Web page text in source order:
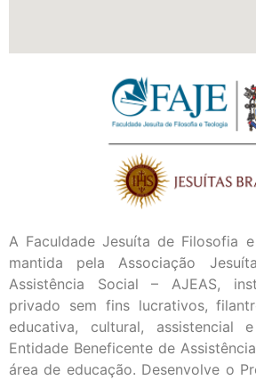
A Faculdade Jesuíta de Filosofia
mantida pela Associação
Assistência Social – AJEAS,
privado sem fins lucrativos,
educativa, cultural, assistencial
Entidade Beneficente de
área de educação. Desenvolve o